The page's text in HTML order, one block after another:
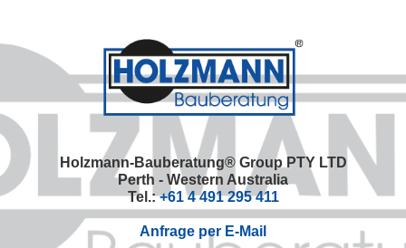
primary
primary
Holzmann-Bauberatung® Group PTY LTD
Perth - Western Australia
Tel.:+61 4 491 295 411
Anfrage per E-Mail